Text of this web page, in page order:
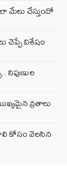
మేలు చేస్తుందో
చెప్పే విశేషం
నిపుణుల
వ్రతాలు
కోసం వెలసిన